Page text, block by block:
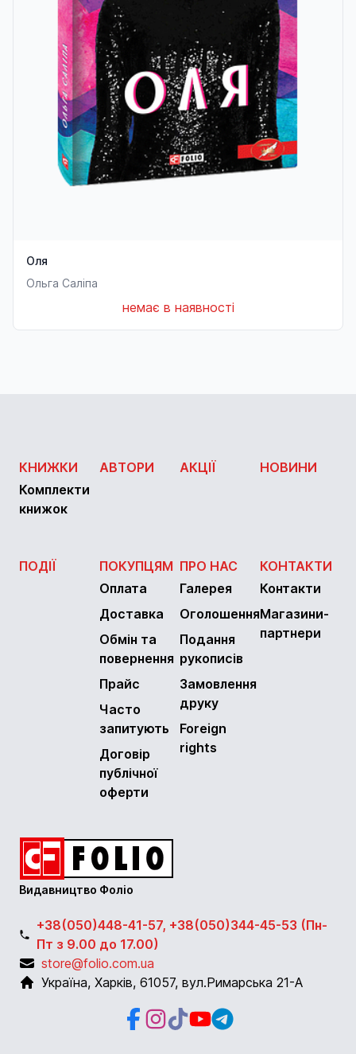
Оля
Ольга Саліпа
немає в наявності
КНИЖКИ
Комплекти
книжок
АВТОРИ АКЦІЇ НОВИНИ
ПОДІЇ
ПОКУПЦЯМ
Оплата
Доставка
Обмін та
повернення
Прайс
Часто
запитують
Договір
публічної
оферти
ПРО НАС
Галерея
Оголошення
Подання
рукописів
Замовлення
друку
Foreign
rights
КОНТАКТИ
Контакти
Магазини-
партнери
Видавництво Фоліо
+38(050)448-41-57, +38(050)344-45-53 (Пн-
Пт з 9.00 до 17.00)
store@folio.com.ua
Україна, Харків, 61057, вул.Римарська 21-А
Facebook
Instagram
Instagram
YoutubeTelegram